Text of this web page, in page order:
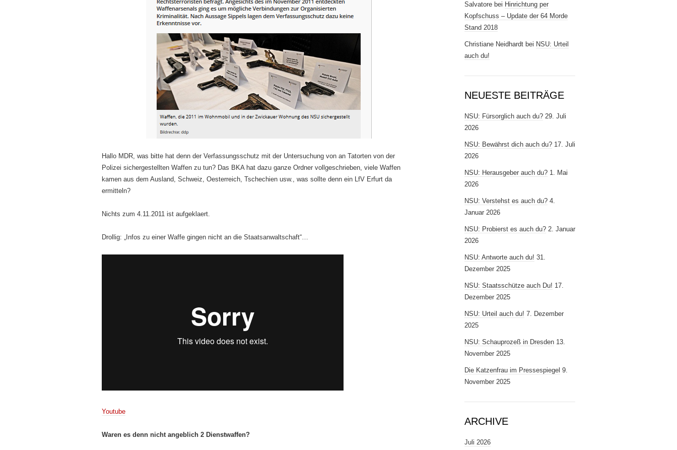
Hallo MDR, was bitte hat denn der Verfassungsschutz mit der Untersuchung von an Tatorten von der
Polizei sichergestellten Waffen zu tun? Das BKA hat dazu ganze Ordner vollgeschrieben, viele Waffen
kamen aus dem Ausland, Schweiz, Oesterreich, Tschechien usw., was sollte denn ein LfV Erfurt da
ermitteln?
Nichts zum 4.11.2011 ist aufgeklaert.
Drollig: „Infos zu einer Waffe gingen nicht an die Staatsanwaltschaft“…
Youtube
Waren es denn nicht angeblich 2 Dienstwaffen?
Salvatore bei Hinrichtung per
Kopfschuss – Update der 64 Morde
Stand 2018
Christiane Neidhardt bei NSU: Urteil
auch du!
NEUESTE BEITRÄGE
NSU: Fürsorglich auch du? 29. Juli
2026
NSU: Bewährst dich auch du? 17. Juli
2026
NSU: Herausgeber auch du? 1. Mai
2026
NSU: Verstehst es auch du? 4.
Januar 2026
NSU: Probierst es auch du? 2. Januar
2026
NSU: Antworte auch du! 31.
Dezember 2025
NSU: Staatsschütze auch Du! 17.
Dezember 2025
NSU: Urteil auch du! 7. Dezember
2025
NSU: Schauprozeß in Dresden 13.
November 2025
Die Katzenfrau im Pressespiegel 9.
November 2025
ARCHIVE
Juli 2026